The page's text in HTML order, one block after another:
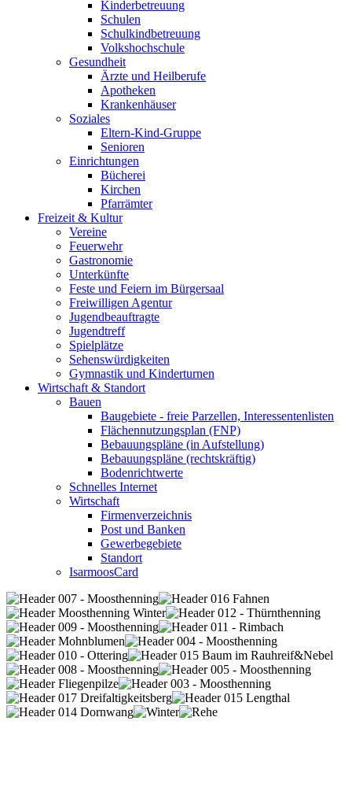
Kinderbetreuung
Schulen
Schulkindbetreuung
Volkshochschule
Gesundheit
Ärzte und Heilberufe
Apotheken
Krankenhäuser
Soziales
Eltern-Kind-Gruppe
Senioren
Einrichtungen
Bücherei
Kirchen
Pfarrämter
Freizeit & Kultur
Vereine
Feuerwehr
Gastronomie
Unterkünfte
Feste und Feiern im Bürgersaal
Freiwilligen Agentur
Jugendbeauftragte
Jugendtreff
Spielplätze
Sehenswürdigkeiten
Gymnastik und Kinderturnen
Wirtschaft & Standort
Bauen
Baugebiete - freie Parzellen, Interessentenlisten
Flächennutzungsplan (FNP)
Bebauungspläne (in Aufstellung)
Bebauungspläne (rechtskräftig)
Bodenrichtwerte
Schnelles Internet
Wirtschaft
Firmenverzeichnis
Post und Banken
Gewerbegebiete
Standort
IsarmoosCard